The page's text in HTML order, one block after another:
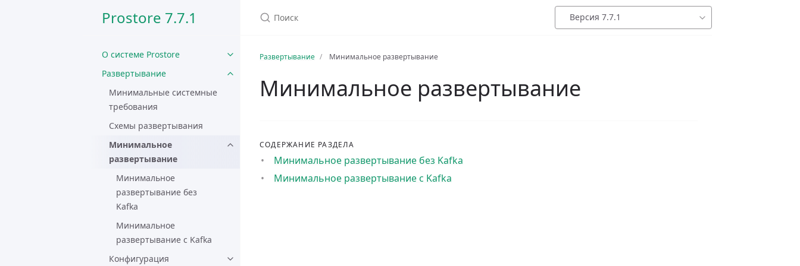
Prostore 7.7.1
О системе Prostore
Развертывание
Минимальные системные
требования
Схемы развертывания
Минимальное
развертывание
Минимальное
развертывание без
Kafka
Минимальное
развертывание с Kafka
Конфигурация
Версия 7.7.1
Развертывание Минимальное развертывание
Минимальное развертывание
СОДЕРЖАНИЕ РАЗДЕЛА
Минимальное развертывание без Kafka
Минимальное развертывание с Kafka